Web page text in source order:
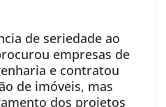
de seriedade ao
empresas de
e contratou
de imóveis, mas
dos projetos